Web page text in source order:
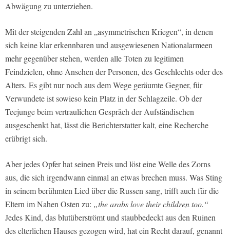
Abwägung zu unterziehen.
Mit der steigenden Zahl an „asymmetrischen Kriegen“, in denen
sich keine klar erkennbaren und ausgewiesenen Nationalarmeen
mehr gegenüber stehen, werden alle Toten zu legitimen
Feindzielen, ohne Ansehen der Personen, des Geschlechts oder des
Alters. Es gibt nur noch aus dem Wege geräumte Gegner, für
Verwundete ist sowieso kein Platz in der Schlagzeile. Ob der
Teejunge beim vertraulichen Gespräch der Aufständischen
ausgeschenkt hat, lässt die Berichterstatter kalt, eine Recherche
erübrigt sich.
Aber jedes Opfer hat seinen Preis und löst eine Welle des Zorns
aus, die sich irgendwann einmal an etwas brechen muss. Was Sting
in seinem berühmten Lied über die Russen sang, trifft auch für die
Eltern im Nahen Osten zu: „the arabs love their children too.“
Jedes Kind, das blutüberströmt und staubbedeckt aus den Ruinen
des elterlichen Hauses gezogen wird, hat ein Recht darauf, genannt